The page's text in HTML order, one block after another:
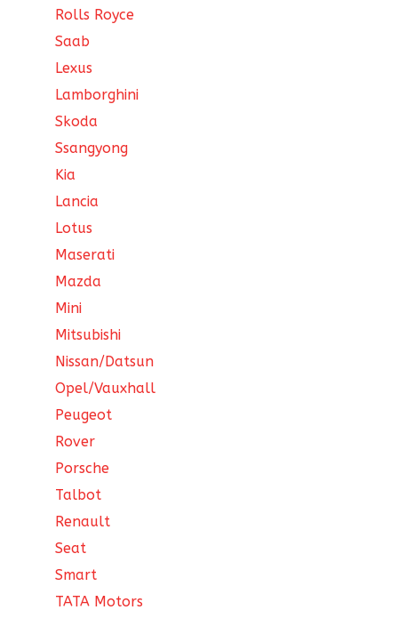
Rolls Royce
Saab
Lexus
Lamborghini
Skoda
Ssangyong
Kia
Lancia
Lotus
Maserati
Mazda
Mini
Mitsubishi
Nissan/Datsun
Opel/Vauxhall
Peugeot
Rover
Porsche
Talbot
Renault
Seat
Smart
TATA Motors